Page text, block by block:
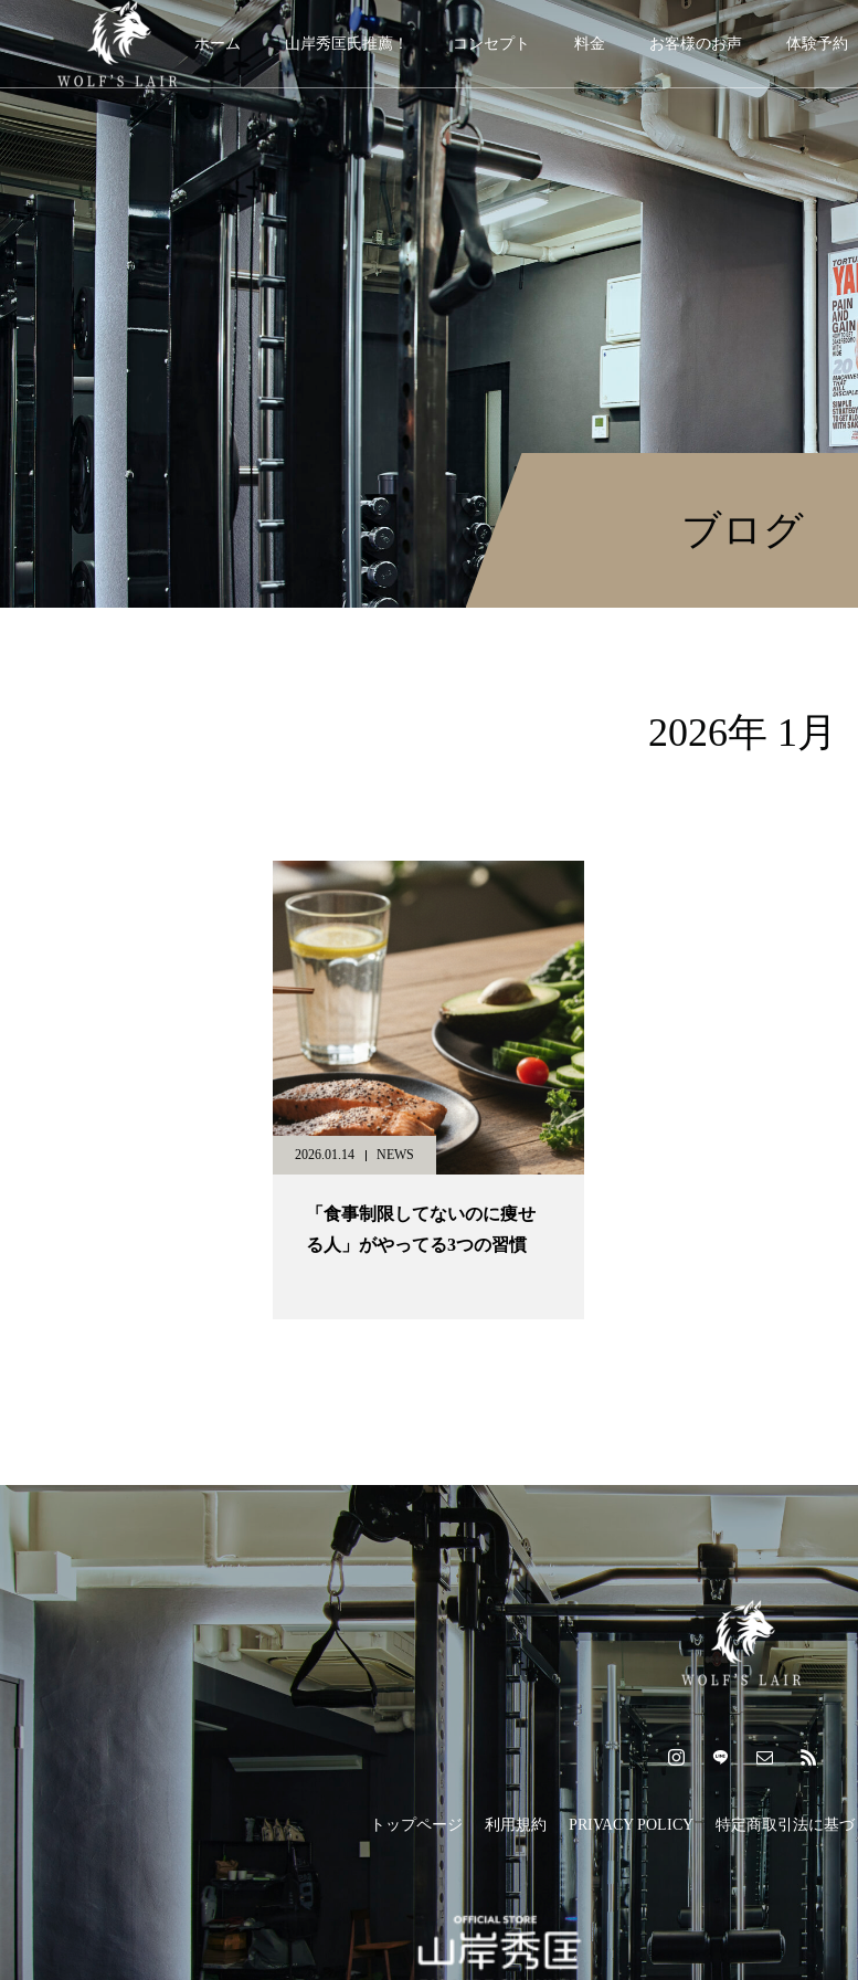
ホーム 山岸秀匡氏推薦！ コンセプト 料金 お客様のお声 体験予約
ブログ
2026年 1月
2026.01.14 NEWS
「食事制限してないのに痩せ
る人」がやってる3つの習慣
トップページ 利用規約 PRIVACY POLICY 特定商取引法に基づ